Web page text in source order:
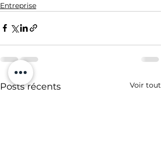
Entreprise
Posts récents Voir tout